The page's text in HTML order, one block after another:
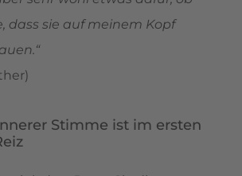
dass sie auf meinem Kopf
Stimme ist im ersten